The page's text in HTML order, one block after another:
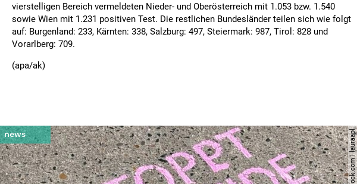
vierstelligen Bereich vermeldeten Nieder- und Oberösterreich mit 1.053 bzw. 1.540
sowie Wien mit 1.231 positiven Test. Die restlichen Bundesländer teilen sich wie folgt
auf: Burgenland: 233, Kärnten: 338, Salzburg: 497, Steiermark: 987, Tirol: 828 und
Vorarlberg: 709.
(apa/ak)